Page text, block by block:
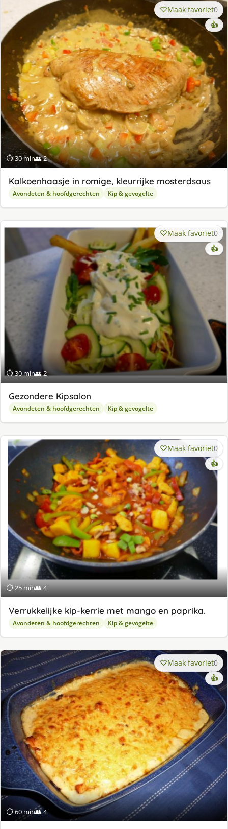
⏱ 30 min👥 2
Maak favoriet0
👍
Kalkoenhaasje in romige, kleurrijke mosterdsaus
Avondeten & hoofdgerechten Kip & gevogelte
⏱ 30 min👥 2
Maak favoriet0
👍
Gezondere Kipsalon
Avondeten & hoofdgerechten Kip & gevogelte
⏱ 25 min👥 4
Maak favoriet0
👍
Verrukkelijke kip-kerrie met mango en paprika.
Avondeten & hoofdgerechten Kip & gevogelte
⏱ 60 min👥 4
Maak favoriet0
👍